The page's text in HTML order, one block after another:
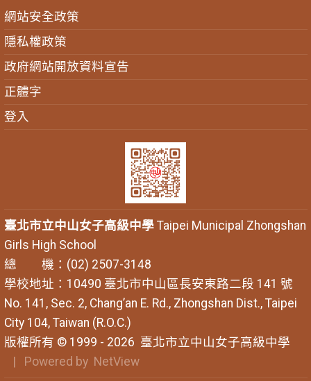
網站安全政策
隱私權政策
政府網站開放資料宣告
正體字
登入
臺北市立中山女子高級中學Taipei Municipal Zhongshan
Girls High School
總 機：(02) 2507-3148
學校地址：10490 臺北市中山區長安東路二段 141 號
No. 141, Sec. 2, Chang’an E. Rd., Zhongshan Dist., Taipei
City 104, Taiwan (R.O.C.)
版權所有 © 1999 - 2026 臺北市立中山女子高級中學
| Powered by NetView